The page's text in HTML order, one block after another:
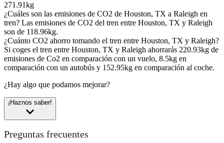
271.91kg
¿Cuáles son las emisiones de CO2 de Houston, TX a Raleigh en
tren? Las emisiones de CO2 del tren entre Houston, TX y Raleigh
son de 118.96kg.
¿Cuánto CO2 ahorro tomando el tren entre Houston, TX y Raleigh?
Si coges el tren entre Houston, TX y Raleigh ahorrarás 220.93kg de
emisiones de Co2 en comparación con un vuelo, 8.5kg en
comparación con un autobús y 152.95kg en comparación al coche.
¿Hay algo que podamos mejorar?
¡Haznos saber!
Preguntas frecuentes